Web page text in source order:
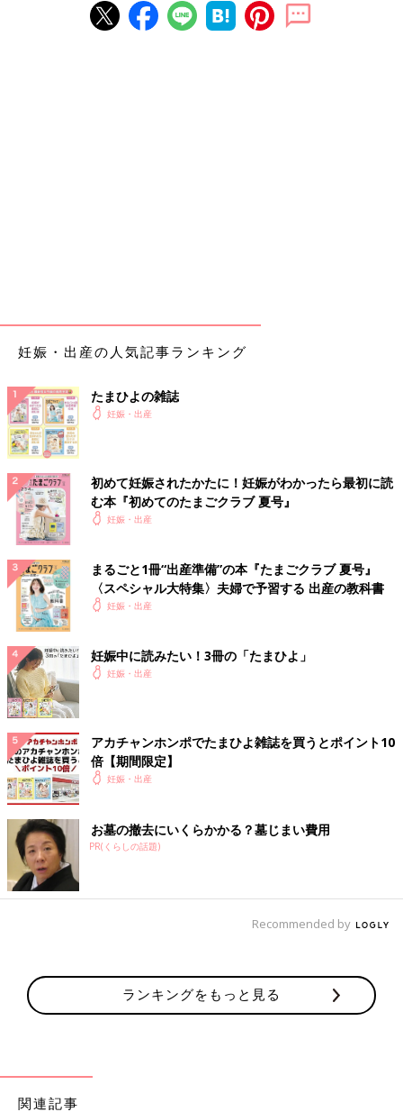
※写真は、エルフィンドールベビー布団10点セット ヒツジムー
ンスター
9898円
赤ちゃんのねんねに必要な寝具一式と、おむつ替えシートがセッ
トに。赤ちゃんの体をしっかり支えてくれることが、固わたの敷
布団の特長で、ヒツジ柄のデザインがかわいらしい。フィッティ
ングシーツは2枚入りで洗い替えに便利。
[口コミ]
●品質のよさと手ごろな価格のバランスが◎。（愛知県／
産後2カ月のママ）
●ぐっすり寝てくれる。洗えるカバーの取り外しもしやす
い。（兵庫県／産後4カ月のママ）
2位 nishikawa
「寝具といえば定評のあるブランド」という老舗への信頼感か
ら、赤ちゃん用にも選びたいという声が目立ちました。顔や体が
沈み込まない構造の敷布団も、人気の理由。
妊娠・出産の人気記事ランキング
たまひよの雑誌
妊娠・出産
初めて妊娠されたかたに！妊娠がわかったら最初に読
む本『初めてのたまごクラブ 夏号』
妊娠・出産
まるごと1冊“出産準備”の本『たまごクラブ 夏号』
〈スペシャル大特集〉夫婦で予習する 出産の教科書
妊娠・出産
妊娠中に読みたい！3冊の「たまひよ」
妊娠・出産
アカチャンホンポでたまひよ雑誌を買うとポイント10
倍【期間限定】
妊娠・出産
お墓の撤去にいくらかかる？墓じまい費用
PR(くらしの話題)
Recommended by
ランキングをもっと見る
関連記事